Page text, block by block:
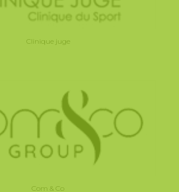
Clinique juge
Com & Co